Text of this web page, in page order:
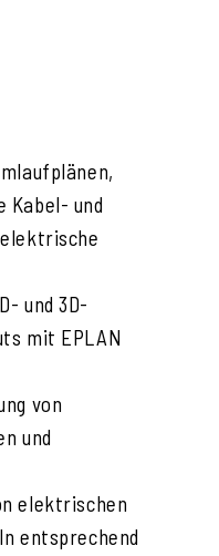
Kabel- und
und 3D-
mit EPLAN
von
und
elektrischen
entsprechend